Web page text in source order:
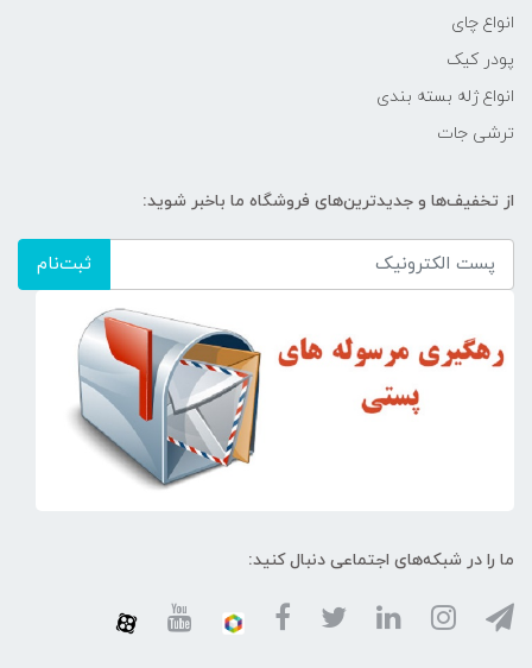
انواع چای
پودر کیک
انواع ژله بسته بندی
ترشی جات
از تخفیف‌ها و جدیدترین‌های فروشگاه ما باخبر شوید:
ثبت‌نام
ما را در شبکه‌های اجتماعی دنبال کنید: